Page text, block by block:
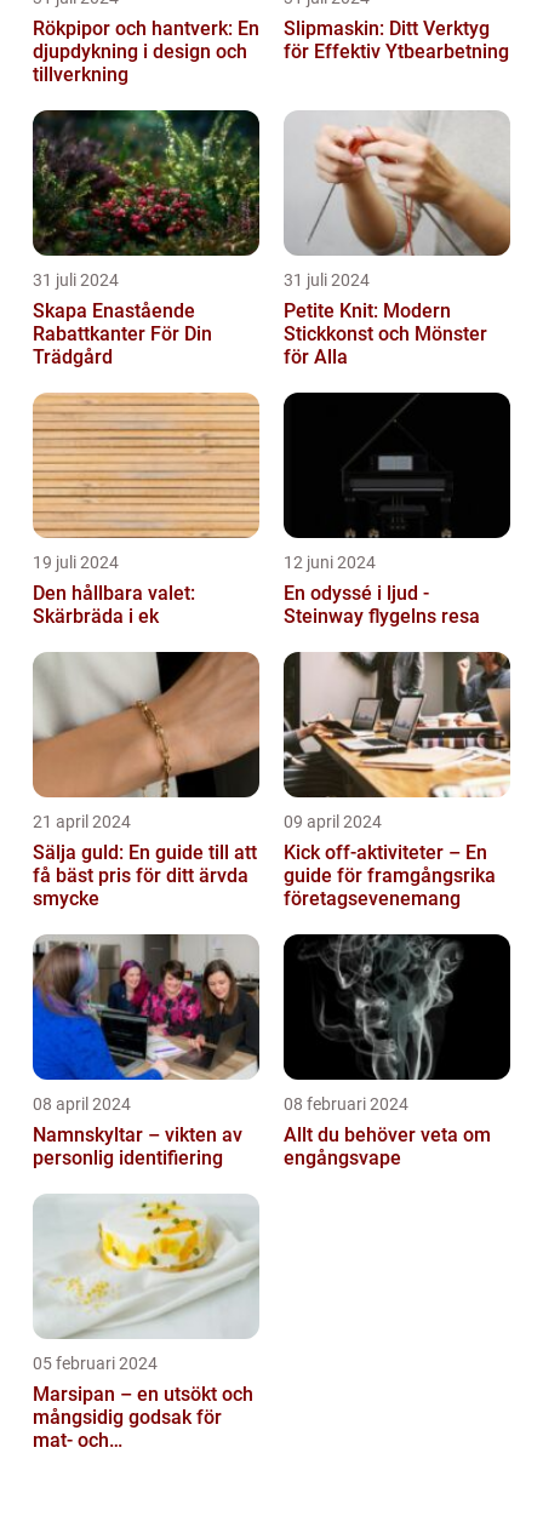
Rökpipor och hantverk: En
djupdykning i design och
tillverkning
Slipmaskin: Ditt Verktyg
för Effektiv Ytbearbetning
31 juli 2024
Skapa Enastående
Rabattkanter För Din
Trädgård
31 juli 2024
Petite Knit: Modern
Stickkonst och Mönster
för Alla
19 juli 2024
Den hållbara valet:
Skärbräda i ek
12 juni 2024
En odyssé i ljud -
Steinway flygelns resa
21 april 2024
Sälja guld: En guide till att
få bäst pris för ditt ärvda
smycke
09 april 2024
Kick off-aktiviteter – En
guide för framgångsrika
företagsevenemang
08 april 2024
Namnskyltar – vikten av
personlig identifiering
08 februari 2024
Allt du behöver veta om
engångsvape
05 februari 2024
Marsipan – en utsökt och
mångsidig godsak för
mat- och